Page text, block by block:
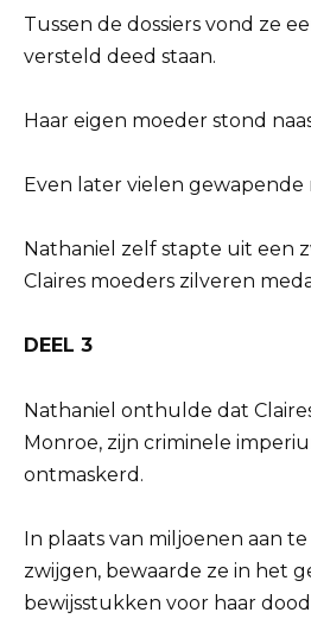
Tussen de dossiers vond ze
versteld deed staan.
Haar eigen moeder stond
Even later vielen gewapende
Nathaniel zelf stapte uit een
Claires moeders zilveren
DEEL 3
Nathaniel onthulde dat
Monroe, zijn criminele
ontmaskerd.
In plaats van miljoenen aan
zwijgen, bewaarde ze in het
bewijsstukken voor haar